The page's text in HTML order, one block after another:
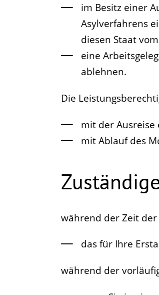
im Besitz einer
Asylverfahrens
diesen Staat
eine
ablehnen.
Die
mit der Ausreise
mit Ablauf des
während der Zeit
das für Ihre
während der